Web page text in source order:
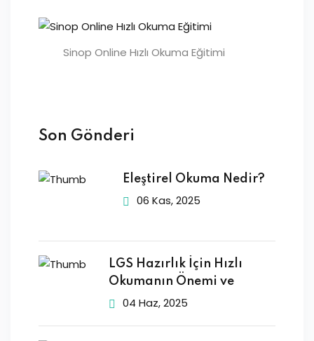
Sinop Online Hızlı Okuma Eğitimi
Son Gönderi
Eleştirel Okuma Nedir?
06 Kas, 2025
LGS Hazırlık İçin Hızlı
Okumanın Önemi ve
04 Haz, 2025